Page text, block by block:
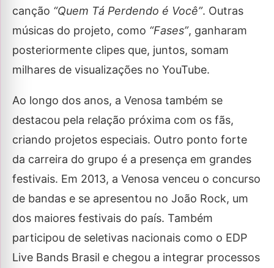
canção “Quem Tá Perdendo é Você”. Outras
músicas do projeto, como “Fases”, ganharam
posteriormente clipes que, juntos, somam
milhares de visualizações no YouTube.
Ao longo dos anos, a Venosa também se
destacou pela relação próxima com os fãs,
criando projetos especiais. Outro ponto forte
da carreira do grupo é a presença em grandes
festivais. Em 2013, a Venosa venceu o concurso
de bandas e se apresentou no João Rock, um
dos maiores festivais do país. Também
participou de seletivas nacionais como o EDP
Live Bands Brasil e chegou a integrar processos